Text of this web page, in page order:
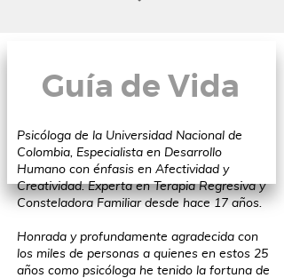
Guía de Vida
Psicóloga de la Universidad Nacional de
Colombia, Especialista en Desarrollo
Humano con énfasis en Afectividad y
Creatividad. Experta en Terapia Regresiva y
Consteladora Familiar desde hace 17 años.
Honrada y profundamente agradecida con
los miles de personas a quienes en estos 25
años como psicóloga he tenido la fortuna de